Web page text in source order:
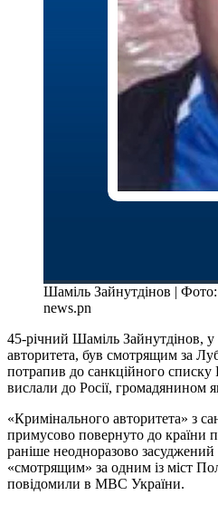
Шаміль Зайнутдінов |
news.pn
45-річний Шаміль Зайнутдінов, у
авторитета, був смотрящим за
потрапив до санкційного
вислали до Росії, громадянином
«Кримінального авторитета» з
примусово повернуто до країни
раніше неодноразово
«смотрящим» за одним із міст
повідомили в МВС України.